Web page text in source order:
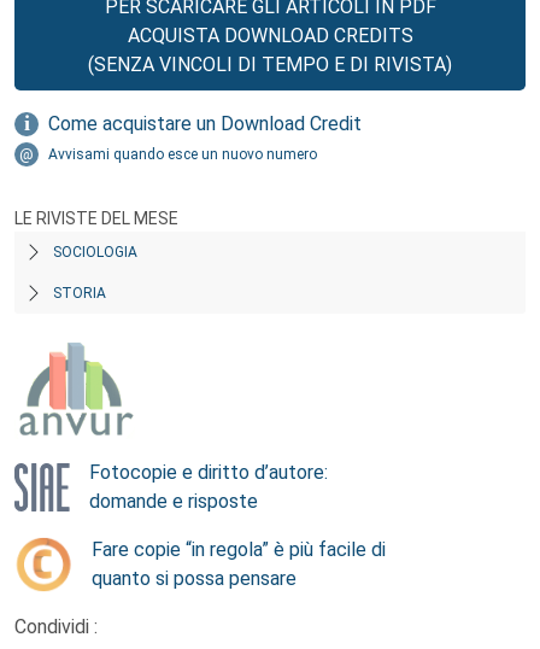
PER SCARICARE GLI ARTICOLI IN PDF
ACQUISTA DOWNLOAD CREDITS
(SENZA VINCOLI DI TEMPO E DI RIVISTA)
Come acquistare un Download Credit
Avvisami quando esce un nuovo numero
LE RIVISTE DEL MESE
SOCIOLOGIA
STORIA
Fotocopie e diritto d’autore:
domande e risposte
Fare copie “in regola” è più facile di
quanto si possa pensare
Condividi :